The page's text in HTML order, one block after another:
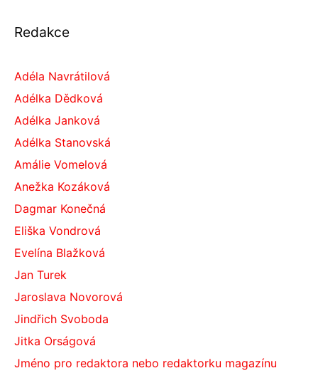
Redakce
Adéla Navrátilová
Adélka Dědková
Adélka Janková
Adélka Stanovská
Amálie Vomelová
Anežka Kozáková
Dagmar Konečná
Eliška Vondrová
Evelína Blažková
Jan Turek
Jaroslava Novorová
Jindřich Svoboda
Jitka Orságová
Jméno pro redaktora nebo redaktorku magazínu